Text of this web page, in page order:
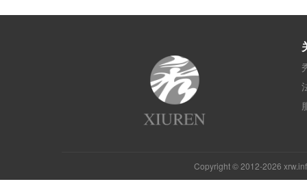
Copyright © 2012-2026